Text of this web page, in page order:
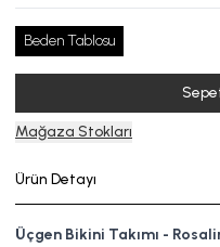
Beden Tablosu
Mağaza Stokları
Ürün Detayı
Üçgen Bikini Takımı -